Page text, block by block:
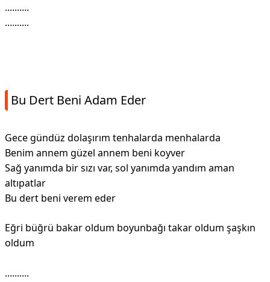
..........
..........
Bu Dert Beni Adam Eder
Gece gündüz dolaşırım tenhalarda menhalarda
Benim annem güzel annem beni koyver
Sağ yanımda bir sızı var, sol yanımda yandım aman
altıpatlar
Bu dert beni verem eder
Eğri büğrü bakar oldum boyunbağı takar oldum şaşkın
oldum
..........